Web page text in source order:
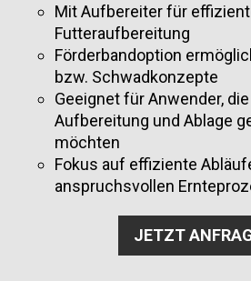
Mit Aufbereiter für
Futteraufbereitung
Förderbandoption
bzw. Schwadkonzepte
Geeignet für Anwender,
Aufbereitung und Ablage
möchten
Fokus auf effiziente
anspruchsvollen
JETZT